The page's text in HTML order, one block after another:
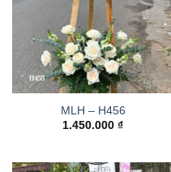
MLH – H456
1.450.000 ₫